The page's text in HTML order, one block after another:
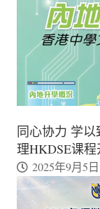
同心协力 学
理HKDSE课程
2025年9月5日